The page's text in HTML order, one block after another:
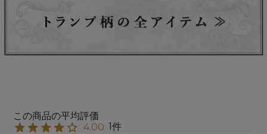
4.00 1